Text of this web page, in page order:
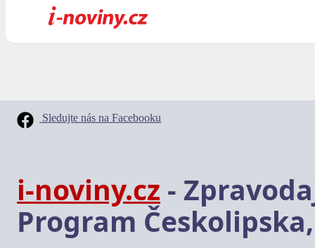
Sledujte nás na Facebooku
i-noviny.cz -
Program